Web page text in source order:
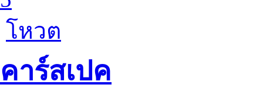
โหวต
คาร์สเปค